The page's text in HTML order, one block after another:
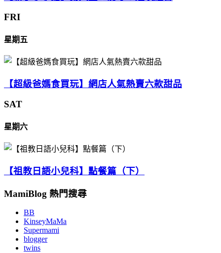
FRI
星期五
【超級爸媽食買玩】網店人氣熱賣六款甜品
SAT
星期六
【祖教日語小兒科】點餐篇（下）
MamiBlog 熱門搜尋
BB
KinseyMaMa
Supermami
blogger
twins